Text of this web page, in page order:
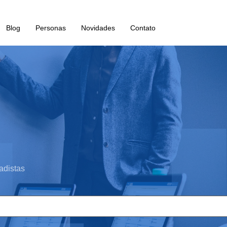
Blog Personas Novidades Contato